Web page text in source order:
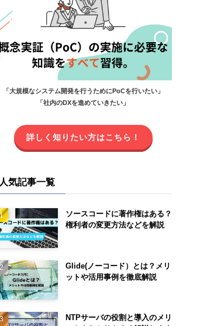
「大規模なシステム開発を行うためにPoCを行いたい」
「社内のDXを進めていきたい」
詳しく知りたい方はこちら！
人気記事一覧
ソースコードに著作権はある？
権利者の変更方法などを解説
Glide(ノーコード）とは？メリ
ットや活用事例を徹底解説
NTPサーバの役割と導入のメリ